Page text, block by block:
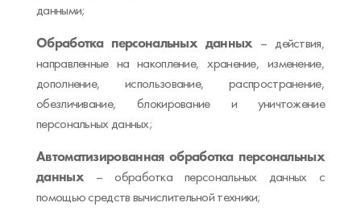
данными;
Обработка персональных данных – действия,
направленные на накопление, хранение, изменение,
дополнение, использование, распространение,
обезличивание, блокирование и уничтожение
персональных данных;
Автоматизированная обработка персональных
данных– обработка персональных данных с
помощью средств вычислительной техники;